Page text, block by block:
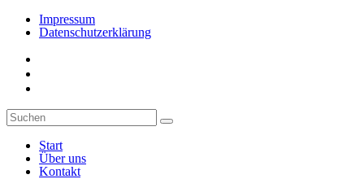
Impressum
Datenschutzerklärung
Start
Über uns
Kontakt